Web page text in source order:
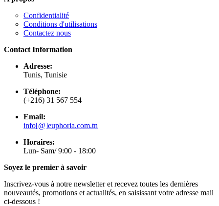
Confidentialité
Conditions d'utilisations
Contactez nous
Contact Information
Adresse:
Tunis, Tunisie
Téléphone:
(+216) 31 567 554
Email:
info[@]euphoria.com.tn
Horaires:
Lun- Sam/ 9:00 - 18:00
Soyez le premier à savoir
Inscrivez-vous à notre newsletter et recevez toutes les dernières
nouveautés, promotions et actualités, en saisissant votre adresse mail
ci-dessous !